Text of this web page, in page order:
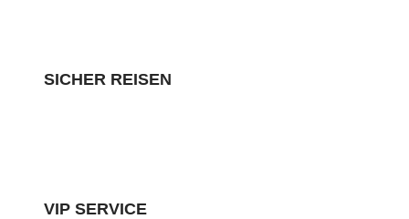
SICHER REISEN
VIP SERVICE